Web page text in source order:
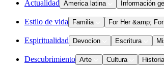
Actualidad America latina Información
Estilo de vida Familia For Her &amp;
Espiritualidad Devocion Escritura
Descubrimiento Arte Cultura Historia